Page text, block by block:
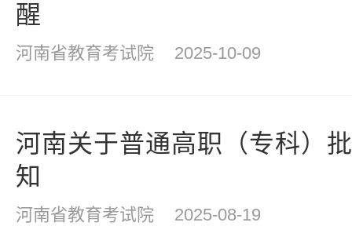
醒
河南省教育考试院 2025-10-09
河南关于普通高职（专科）
知
河南省教育考试院 2025-08-19